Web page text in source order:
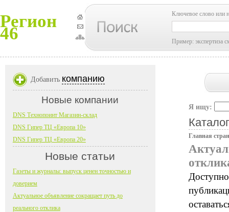
Регион
46
Ключевое слово или
Пример: экспертиза
Я ищу:
Главная
Добавить компанию
Новые компании
DNS Технопоинт Магазин-склад
DNS Гипер ТЦ «Европа 10»
DNS Гипер ТЦ «Европа 20»
Новые статьи
Газеты и журналы: выпуск ценен точностью и
доверием
Актуальное объявление сокращает путь до
реального отклика